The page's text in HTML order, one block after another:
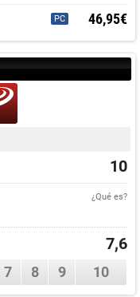
PC 46,95€
10
¿Qué es?
7,6
7 8 9 10